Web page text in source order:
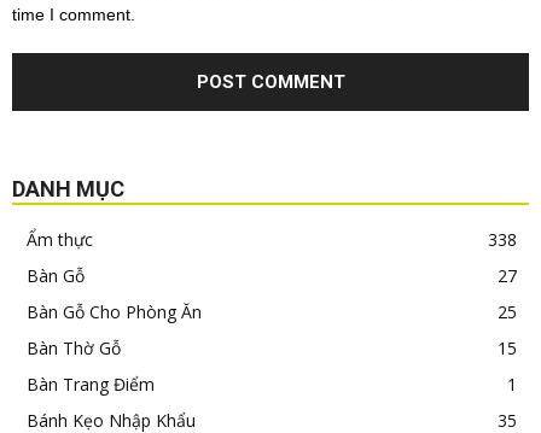
time I comment.
DANH MỤC
Ẩm thực
338
Bàn Gỗ
27
Bàn Gỗ Cho Phòng Ăn
25
Bàn Thờ Gỗ
15
Bàn Trang Điểm
1
Bánh Kẹo Nhập Khẩu
35